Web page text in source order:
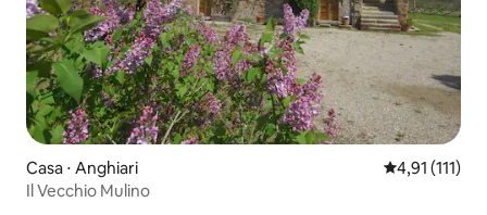
Casa ⋅ Anghiari 4,91 de uma
4,91 (111)
Il Vecchio Mulino